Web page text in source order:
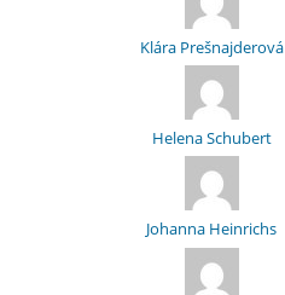
Klára Prešnajderová
Helena Schubert
Johanna Heinrichs